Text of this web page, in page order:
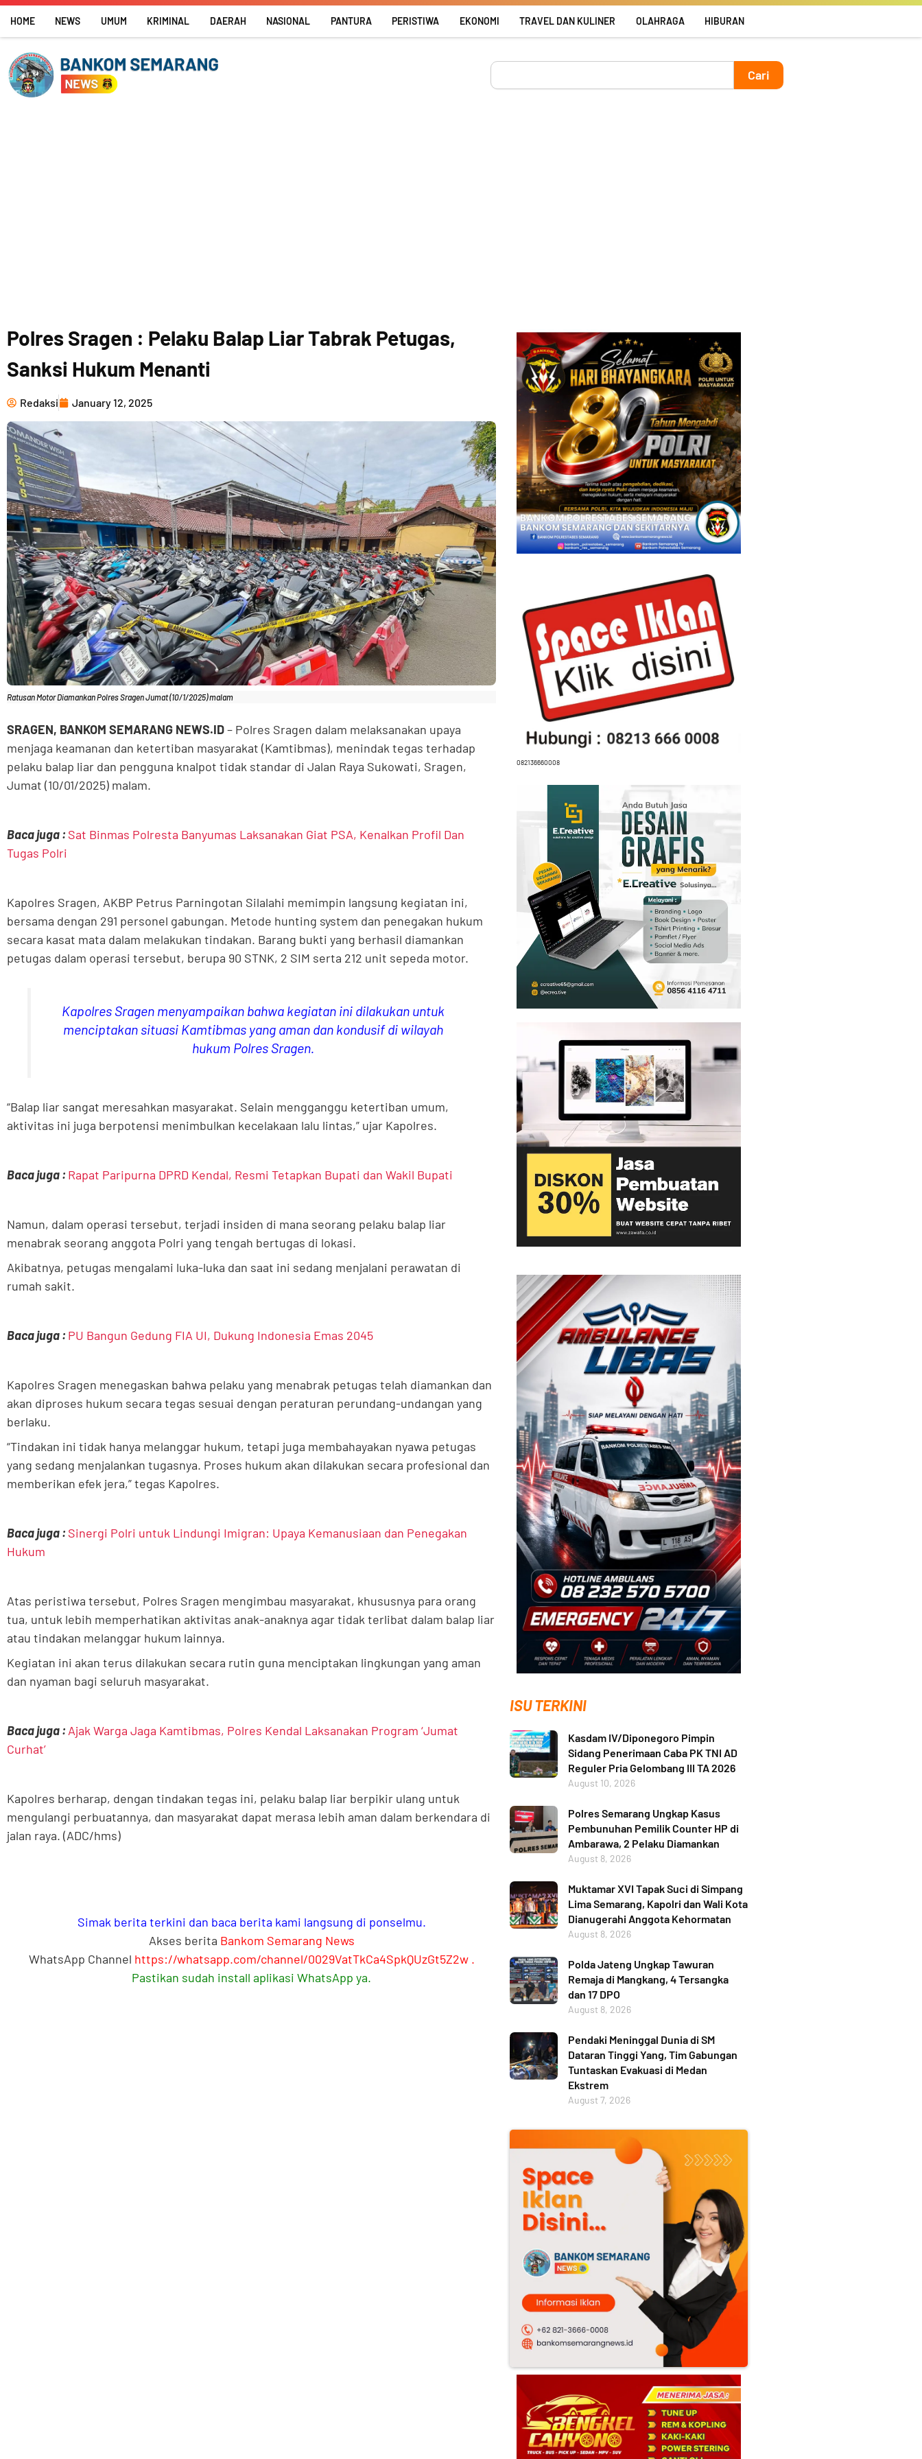
Skip
content
HOME NEWS UMUM KRIMINAL DAERAH NASIONAL PANTURA PERISTIWA EKONOMI TRAVEL DAN KULINER OLAHRAGA HIBURAN
Search
Cari
Polres Sragen : Pelaku Balap Liar Tabrak Petugas,
Sanksi Hukum Menanti
Redaksi January 12, 2025
Ratusan Motor Diamankan Polres Sragen Jumat (10/1/2025) malam
SRAGEN, BANKOM SEMARANG NEWS.ID– Polres Sragen dalam melaksanakan upaya
menjaga keamanan dan ketertiban masyarakat (Kamtibmas), menindak tegas terhadap
pelaku balap liar dan pengguna knalpot tidak standar di Jalan Raya Sukowati, Sragen,
Jumat (10/01/2025) malam.
Baca juga : Sat Binmas Polresta Banyumas Laksanakan Giat PSA, Kenalkan Profil Dan
Tugas Polri
Kapolres Sragen, AKBP Petrus Parningotan Silalahi memimpin langsung kegiatan ini,
bersama dengan 291 personel gabungan. Metode hunting system dan penegakan hukum
secara kasat mata dalam melakukan tindakan. Barang bukti yang berhasil diamankan
petugas dalam operasi tersebut, berupa 90 STNK, 2 SIM serta 212 unit sepeda motor.
Kapolres Sragen menyampaikan bahwa kegiatan ini dilakukan untuk
menciptakan situasi Kamtibmas yang aman dan kondusif di wilayah
hukum Polres Sragen.
“Balap liar sangat meresahkan masyarakat. Selain mengganggu ketertiban umum,
aktivitas ini juga berpotensi menimbulkan kecelakaan lalu lintas,” ujar Kapolres.
Baca juga : Rapat Paripurna DPRD Kendal, Resmi Tetapkan Bupati dan Wakil Bupati
Namun, dalam operasi tersebut, terjadi insiden di mana seorang pelaku balap liar
menabrak seorang anggota Polri yang tengah bertugas di lokasi.
Akibatnya, petugas mengalami luka-luka dan saat ini sedang menjalani perawatan di
rumah sakit.
Baca juga : PU Bangun Gedung FIA UI, Dukung Indonesia Emas 2045
Kapolres Sragen menegaskan bahwa pelaku yang menabrak petugas telah diamankan dan
akan diproses hukum secara tegas sesuai dengan peraturan perundang-undangan yang
berlaku.
“Tindakan ini tidak hanya melanggar hukum, tetapi juga membahayakan nyawa petugas
yang sedang menjalankan tugasnya. Proses hukum akan dilakukan secara profesional dan
memberikan efek jera,” tegas Kapolres.
Baca juga : Sinergi Polri untuk Lindungi Imigran: Upaya Kemanusiaan dan Penegakan
Hukum
Atas peristiwa tersebut, Polres Sragen mengimbau masyarakat, khususnya para orang
tua, untuk lebih memperhatikan aktivitas anak-anaknya agar tidak terlibat dalam balap liar
atau tindakan melanggar hukum lainnya.
Kegiatan ini akan terus dilakukan secara rutin guna menciptakan lingkungan yang aman
dan nyaman bagi seluruh masyarakat.
Baca juga : Ajak Warga Jaga Kamtibmas, Polres Kendal Laksanakan Program ‘Jumat
Curhat’
Kapolres berharap, dengan tindakan tegas ini, pelaku balap liar berpikir ulang untuk
mengulangi perbuatannya, dan masyarakat dapat merasa lebih aman dalam berkendara di
jalan raya. (ADC/hms)
Simak berita terkini dan baca berita kami langsung di ponselmu.
Akses berita Bankom Semarang News
WhatsApp Channel https://whatsapp.com/channel/0029VatTkCa4SpkQUzGt5Z2w.
Pastikan sudah install aplikasi WhatsApp ya.
082136660008
ISU TERKINI
Kasdam IV/Diponegoro Pimpin
Sidang Penerimaan Caba PK TNI AD
Reguler Pria Gelombang III TA 2026
August 10, 2026
Polres Semarang Ungkap Kasus
Pembunuhan Pemilik Counter HP di
Ambarawa, 2 Pelaku Diamankan
August 8, 2026
Muktamar XVI Tapak Suci di Simpang
Lima Semarang, Kapolri dan Wali Kota
Dianugerahi Anggota Kehormatan
August 8, 2026
Polda Jateng Ungkap Tawuran
Remaja di Mangkang, 4 Tersangka
dan 17 DPO
August 8, 2026
Pendaki Meninggal Dunia di SM
Dataran Tinggi Yang, Tim Gabungan
Tuntaskan Evakuasi di Medan
Ekstrem
August 7, 2026